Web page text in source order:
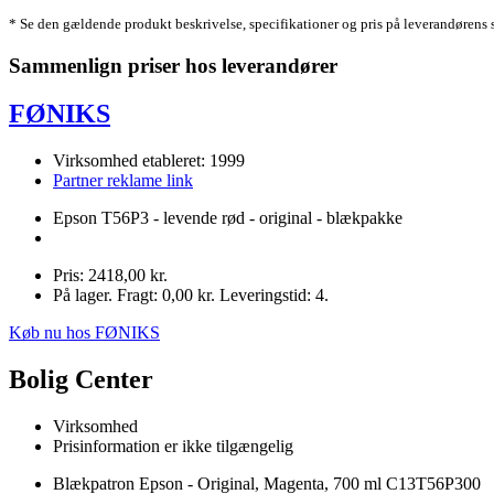
* Se den gældende produkt beskrivelse, specifikationer og pris på leverandørens
Sammenlign priser hos leverandører
FØNIKS
Virksomhed etableret: 1999
Partner reklame link
Epson T56P3 - levende rød - original - blækpakke
Pris: 2418,00 kr.
På lager. Fragt: 0,00 kr. Leveringstid: 4.
Køb nu hos FØNIKS
Bolig Center
Virksomhed
Prisinformation er ikke tilgængelig
Blækpatron Epson - Original, Magenta, 700 ml C13T56P300